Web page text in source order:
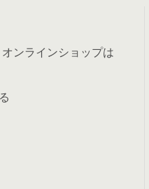
ンラインショップは